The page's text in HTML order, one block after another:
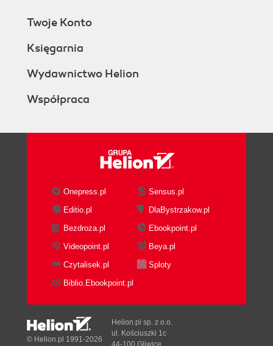
Funkcje statystyczne (100)
Funkcje logiczne (109)
Funkcje wyszukiwania i adresu (110)
Funkcje daty i czasu (112)
Rozdział 6. Formatowanie komórek (117)
Podstawy formatowania (117)
Formatowanie liczb (118)
Formatowanie czcionek (127)
Obramowania (130)
Cieniowanie komórek (132)
Formatowanie warunkowe (134)
Malarz formatów (135)
Dobieranie szerokości kolumn i wysokości
Autoformatowanie (140)
Usuwanie formatowania z komórek (141)
Twoje Konto
Księgarnia
Wydawnictwo Helion
Współpraca
Onepress.pl
Sensus.pl
Editio.pl
DlaBystrzakow.pl
Bezdroza.pl
Ebookpoint.pl
Videopoint.pl
Beya.pl
Czytalisek.pl
Sploty
Biblio.Ebookpoint.pl
© Helion.pl 1991-2026
Helion.pl sp. z o.o.
ul. Kościuszki 1c
44-100 Gliwice